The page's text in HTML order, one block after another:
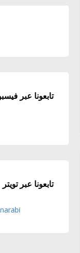
تابعونا عبر
تابعونا عبر تويتر